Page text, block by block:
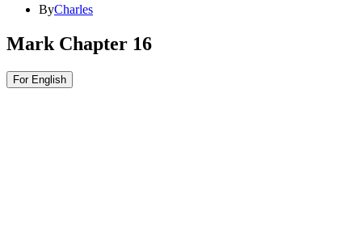
ByCharles
Mark Chapter 16
For English